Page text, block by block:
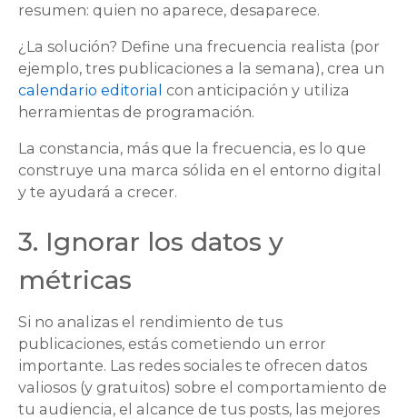
resumen: quien no aparece, desaparece.
¿La solución? Define una frecuencia realista (por
ejemplo, tres publicaciones a la semana), crea un
calendario editorial con anticipación y utiliza
herramientas de programación.
La constancia, más que la frecuencia, es lo que
construye una marca sólida en el entorno digital
y te ayudará a crecer.
3. Ignorar los datos y
métricas
Si no analizas el rendimiento de tus
publicaciones, estás cometiendo un error
importante. Las redes sociales te ofrecen datos
valiosos (y gratuitos) sobre el comportamiento de
tu audiencia, el alcance de tus posts, las mejores